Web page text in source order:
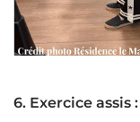
6. Exercice